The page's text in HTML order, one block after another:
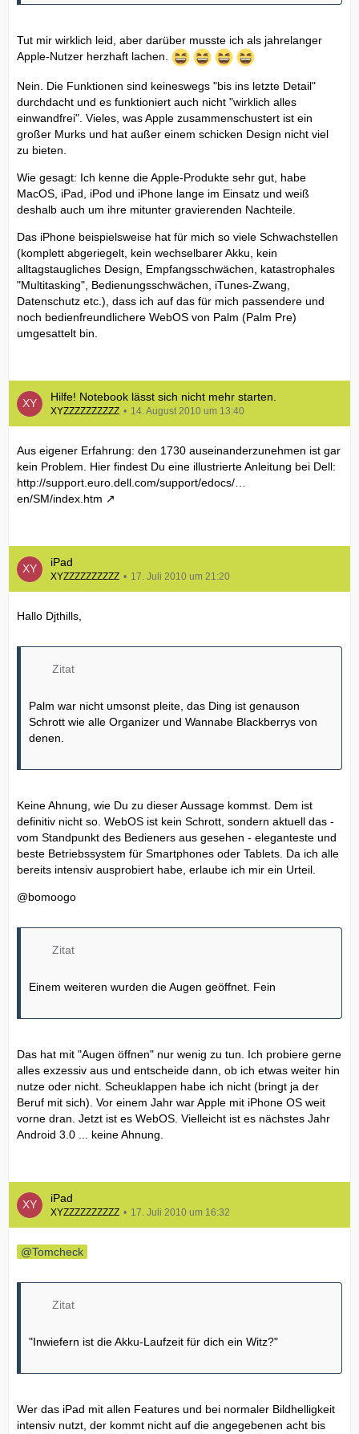
Tut mir wirklich leid, aber darüber musste ich als jahrelanger
Apple-Nutzer herzhaft lachen.
Nein. Die Funktionen sind keineswegs "bis ins letzte Detail"
durchdacht und es funktioniert auch nicht "wirklich alles
einwandfrei". Vieles, was Apple zusammenschustert ist ein
großer Murks und hat außer einem schicken Design nicht viel
zu bieten.
Wie gesagt: Ich kenne die Apple-Produkte sehr gut, habe
MacOS, iPad, iPod und iPhone lange im Einsatz und weiß
deshalb auch um ihre mitunter gravierenden Nachteile.
Das iPhone beispielsweise hat für mich so viele Schwachstellen
(komplett abgeriegelt, kein wechselbarer Akku, kein
alltagstaugliches Design, Empfangsschwächen, katastrophales
"Multitasking", Bedienungsschwächen, iTunes-Zwang,
Datenschutz etc.), dass ich auf das für mich passendere und
noch bedienfreundlichere WebOS von Palm (Palm Pre)
umgesattelt bin.
Hilfe! Notebook lässt sich nicht mehr starten.
XYZZZZZZZZZZ 14. August 2010 um 13:40
Aus eigener Erfahrung: den 1730 auseinanderzunehmen ist gar
kein Problem. Hier findest Du eine illustrierte Anleitung bei Dell:
http://support.euro.dell.com/support/edocs/…
en/SM/index.htm
iPad
XYZZZZZZZZZZ 17. Juli 2010 um 21:20
Hallo Djthills,
Zitat
Palm war nicht umsonst pleite, das Ding ist genauson
Schrott wie alle Organizer und Wannabe Blackberrys von
denen.
Keine Ahnung, wie Du zu dieser Aussage kommst. Dem ist
definitiv nicht so. WebOS ist kein Schrott, sondern aktuell das -
vom Standpunkt des Bedieners aus gesehen - eleganteste und
beste Betriebssystem für Smartphones oder Tablets. Da ich alle
bereits intensiv ausprobiert habe, erlaube ich mir ein Urteil.
@bomoogo
Zitat
Einem weiteren wurden die Augen geöffnet. Fein
Das hat mit "Augen öffnen" nur wenig zu tun. Ich probiere gerne
alles exzessiv aus und entscheide dann, ob ich etwas weiter hin
nutze oder nicht. Scheuklappen habe ich nicht (bringt ja der
Beruf mit sich). Vor einem Jahr war Apple mit iPhone OS weit
vorne dran. Jetzt ist es WebOS. Vielleicht ist es nächstes Jahr
Android 3.0 ... keine Ahnung.
iPad
XYZZZZZZZZZZ 17. Juli 2010 um 16:32
Tomcheck
Zitat
"Inwiefern ist die Akku-Laufzeit für dich ein Witz?"
Wer das iPad mit allen Features und bei normaler Bildhelligkeit
intensiv nutzt, der kommt nicht auf die angegebenen acht bis